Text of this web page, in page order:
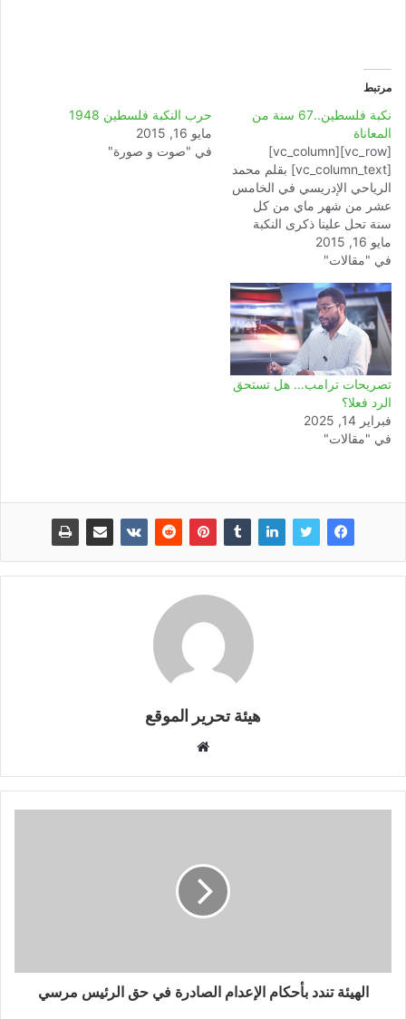
مرتبط
نكبة فلسطين..67 سنة من
المعاناة
[vc_row][vc_column]
[vc_column_text] بقلم محمد
الرياحي الإدريسي في الخامس
عشر من شهر ماي من كل
سنة تحل علينا ذكرى النكبة
الفلسطينية، مناسبة ترجع بنا
سنة 1948 التي تشكل سنة
بعدما قامت قوات الاحتلال
الصهيوني بارتكاب أكبر جريمة
حرب في حق الشعب
الفلسطيني وفي حق الإنسانية
جمعاء، جريمة كان من…
مايو 16, 2015
في "مقالات"
حرب النكبة فلسطين 1948
مايو 16, 2015
في "صوت و صورة"
تصريحات ترامب… هل تستحق
الرد فعلا؟
فبراير 14, 2025
في "مقالات"
هيئة تحرير الموقع
الهيئة تندد بأحكام الإعدام الصادرة في حق الرئيس مرسي